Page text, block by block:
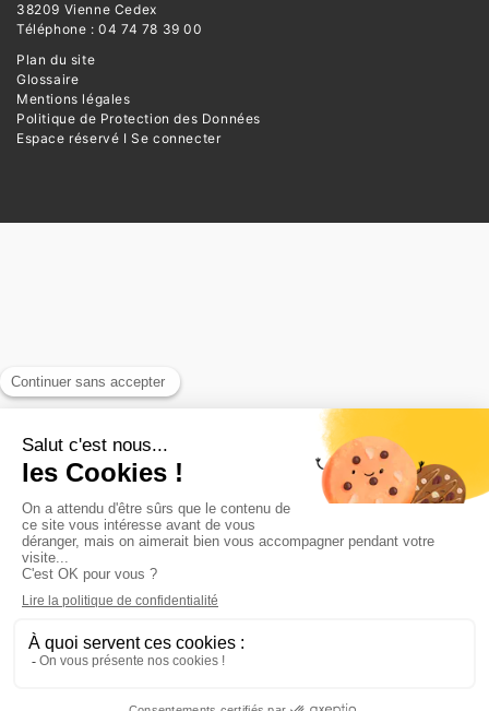
38209 Vienne Cedex
Téléphone : 04 74 78 39 00
Plan du site
Glossaire
Mentions légales
Politique de Protection des Données
Espace réservé I Se connecter